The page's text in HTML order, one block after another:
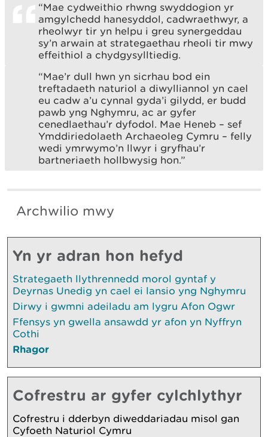
“Mae cydweithio rhwng swyddogion yr
amgylchedd hanesyddol, cadwraethwyr, a
rheolwyr tir yn helpu i greu synergeddau
sy’n arwain at strategaethau rheoli tir mwy
effeithiol a chydgysylltiedig.
“Mae’r dull hwn yn sicrhau bod ein
treftadaeth naturiol a diwylliannol yn cael
eu cadw a’u cynnal gyda’i gilydd, er budd
pawb yng Nghymru, ac ar gyfer
cenedlaethau’r dyfodol. Mae Heneb – sef
Ymddiriedolaeth Archaeoleg Cymru – felly
wedi ymrwymo’n llwyr i gryfhau’r
bartneriaeth hollbwysig hon.”
Archwilio mwy
Yn yr adran hon hefyd
Strategaeth llythrennedd morol gyntaf y
Deyrnas Unedig yn cael ei lansio yng Nghymru
Dirwy i gwmni adeiladu am lygru Afon Ogwr
Ffensys yn gwella ansawdd yr afon yn Nyffryn
Cothi
Rhagor
Cofrestru ar gyfer cylchlythyr
Cofrestru i dderbyn diweddariadau misol gan
Cyfoeth Naturiol Cymru